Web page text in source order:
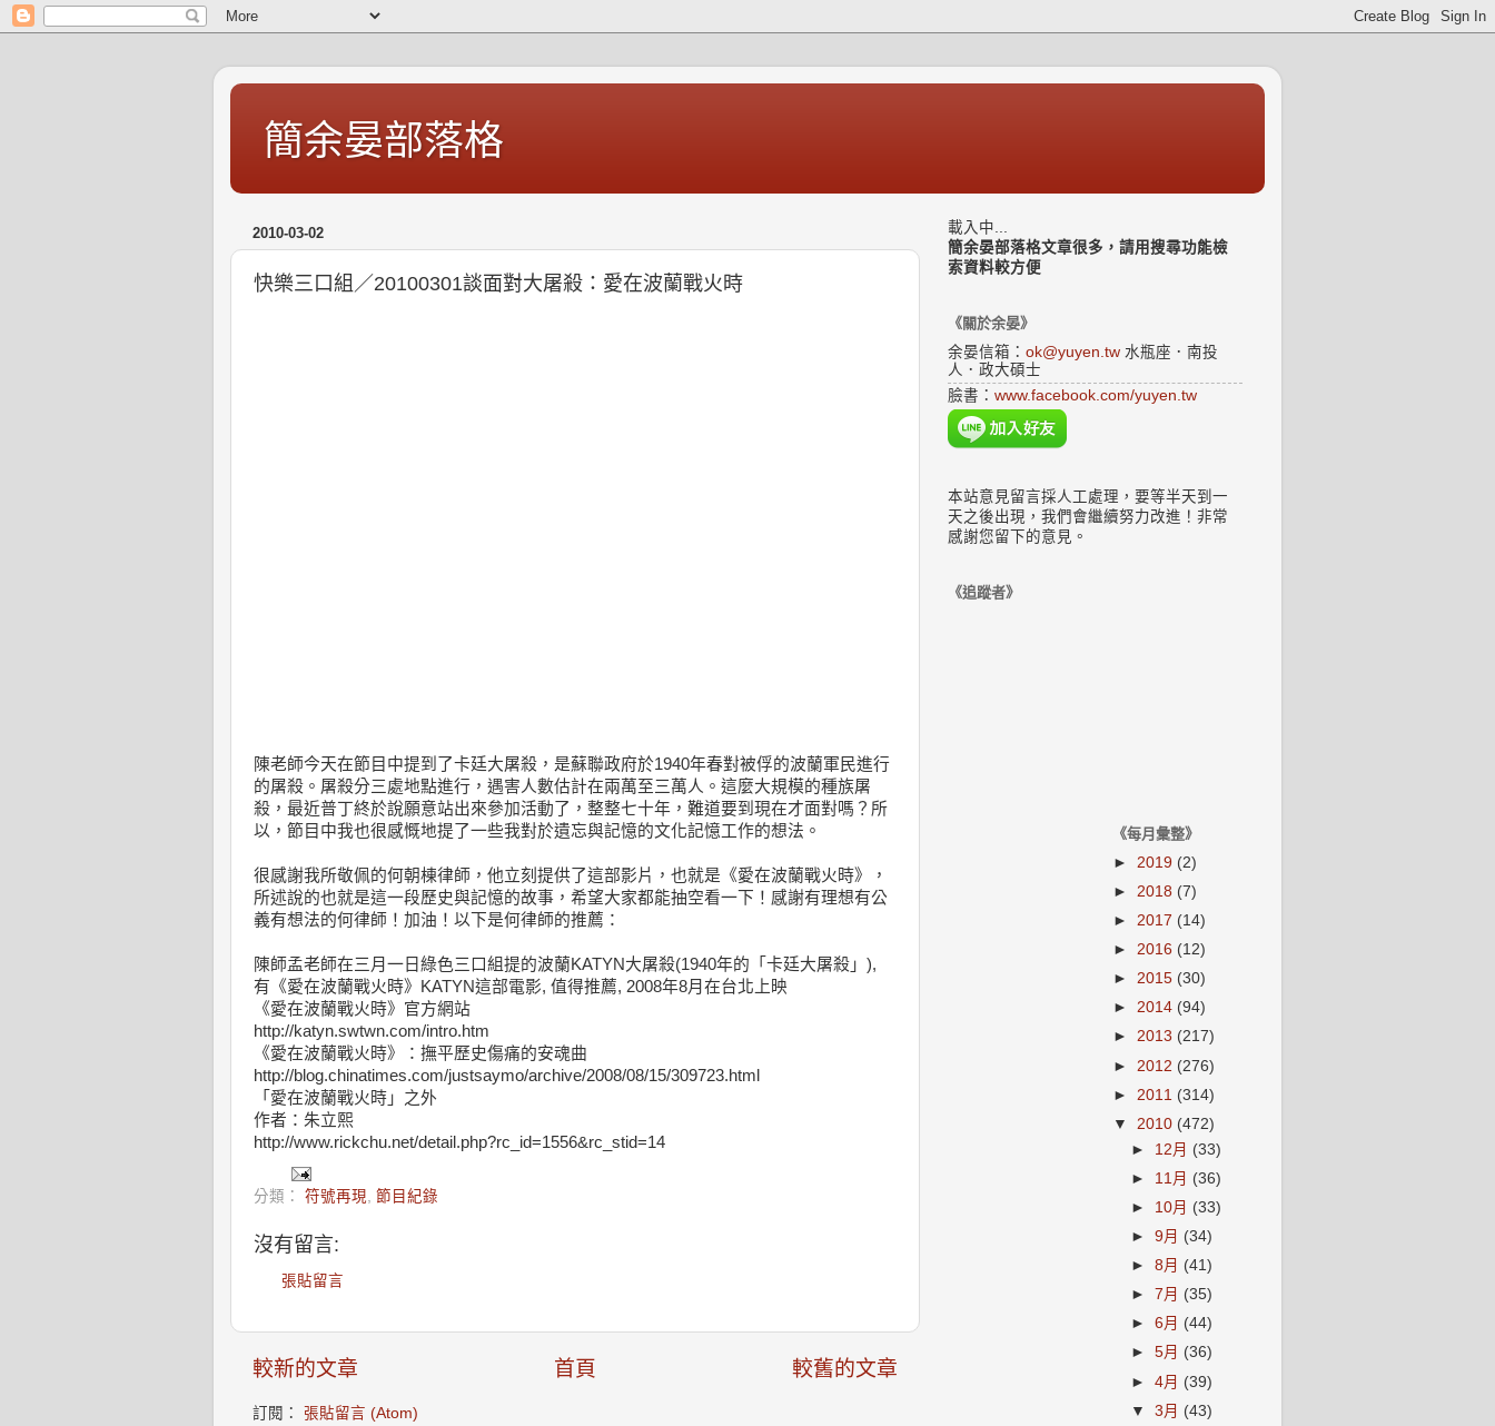
簡余晏部落格
2010-03-02
快樂三口組／20100301談面對大屠殺：愛在波蘭戰火時
陳老師今天在節目中提到了卡廷大屠殺，是蘇聯政府於1940年春對被俘的波蘭軍民進行
的屠殺。屠殺分三處地點進行，遇害人數估計在兩萬至三萬人。這麼大規模的種族屠
殺，最近普丁終於說願意站出來參加活動了，整整七十年，難道要到現在才面對嗎？所
以，節目中我也很感慨地提了一些我對於遺忘與記憶的文化記憶工作的想法。
很感謝我所敬佩的何朝棟律師，他立刻提供了這部影片，也就是《愛在波蘭戰火時》，
所述說的也就是這一段歷史與記憶的故事，希望大家都能抽空看一下！感謝有理想有公
義有想法的何律師！加油！以下是何律師的推薦：
陳師孟老師在三月一日綠色三口組提的波蘭KATYN大屠殺(1940年的「卡廷大屠殺」),
有《愛在波蘭戰火時》KATYN這部電影, 值得推薦, 2008年8月在台北上映
《愛在波蘭戰火時》官方網站
http://katyn.swtwn.com/intro.htm
《愛在波蘭戰火時》：撫平歷史傷痛的安魂曲
http://blog.chinatimes.com/justsaymo/archive/2008/08/15/309723.html
「愛在波蘭戰火時」之外
作者：朱立熙
http://www.rickchu.net/detail.php?rc_id=1556&rc_stid=14
分類： 符號再現 節目紀錄
沒有留言:
張貼留言
較新的文章 較舊的文章
首頁
訂閱： 張貼留言 (Atom)
載入中...
簡余晏部落格文章很多，請用搜尋功能檢
索資料較方便
《關於余晏》
余晏信箱： ok@yuyen.tw 水瓶座．南投
人．政大碩士
臉書： www.facebook.com/yuyen.tw
本站意見留言採人工處理，要等半天到一
天之後出現，我們會繼續努力改進！非常
感謝您留下的意見。
《追蹤者》
《每月彙整》
► 2019 (2)
► 2018 (7)
► 2017 (14)
► 2016 (12)
► 2015 (30)
► 2014 (94)
► 2013 (217)
► 2012 (276)
► 2011 (314)
▼ 2010 (472)
► 12月 (33)
► 11月 (36)
► 10月 (33)
►9月 (34)
►8月 (41)
►7月 (35)
►6月 (44)
►5月 (36)
►4月 (39)
▼3月 (43)